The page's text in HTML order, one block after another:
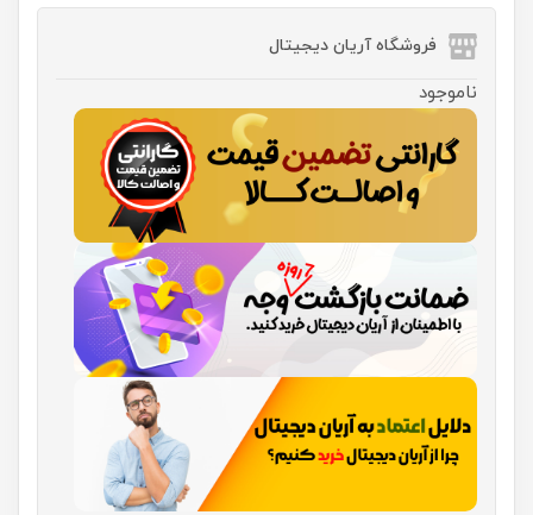
فروشگاه آریان دیجیتال
ناموجود